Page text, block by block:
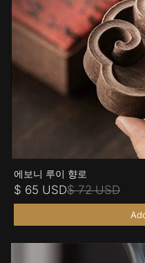
에보니 루이 향로
$ 65 USD$ 72 USD